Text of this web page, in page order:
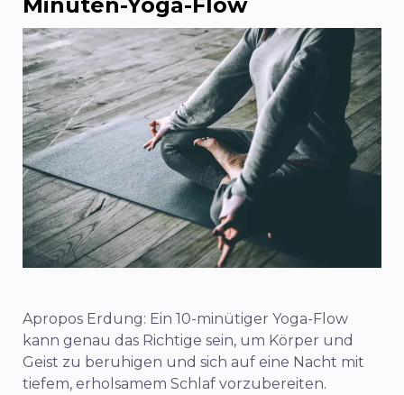
Apropos Erdung: Ein 10-minütiger Yoga-Flow
kann genau das Richtige sein, um Körper und
Geist zu beruhigen und sich auf eine Nacht mit
tiefem, erholsamem Schlaf vorzubereiten.